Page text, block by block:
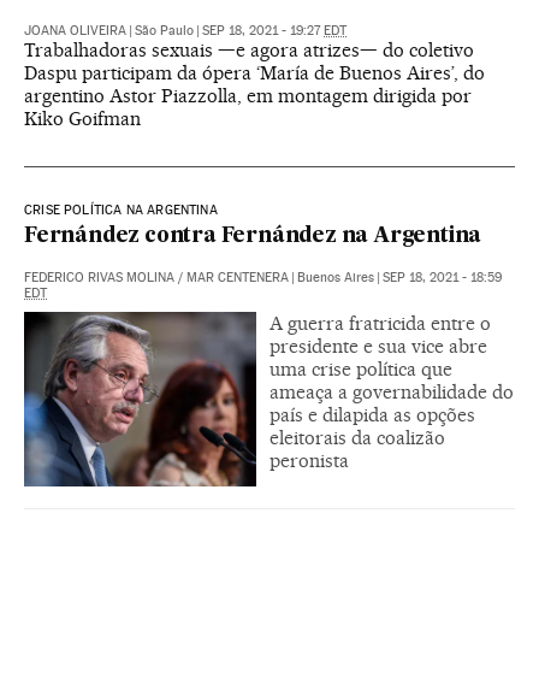
JOANA OLIVEIRA São Paulo SEP 18, 2021 - 19:27 EDT
Trabalhadoras sexuais —e agora atrizes— do coletivo
Daspu participam da ópera ‘María de Buenos Aires’, do
argentino Astor Piazzolla, em montagem dirigida por
Kiko Goifman
CRISE POLÍTICA NA ARGENTINA
Fernández contra Fernández na Argentina
FEDERICO RIVAS MOLINA / MAR CENTENERA Buenos Aires SEP 18, 2021 - 18:59
EDT
A guerra fratricida entre o
presidente e sua vice abre
uma crise política que
ameaça a governabilidade do
país e dilapida as opções
eleitorais da coalizão
peronista